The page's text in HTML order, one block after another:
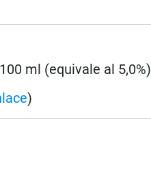
ml (equivale al 5,0%)
)